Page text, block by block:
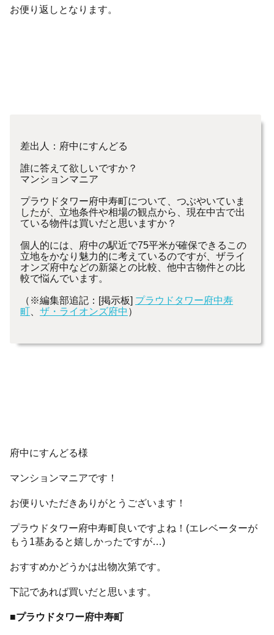
お便り返しとなります。
差出人：府中にすんどる
誰に答えて欲しいですか？
マンションマニア
プラウドタワー府中寿町について、つぶやいていま
したが、立地条件や相場の観点から、現在中古で出
ている物件は買いだと思いますか？
個人的には、府中の駅近で75平米が確保できるこの
立地をかなり魅力的に考えているのですが、ザライ
オンズ府中などの新築との比較、他中古物件との比
較で悩んでいます。
（※編集部追記：[掲示板] プラウドタワー府中寿
町 、ザ・ライオンズ府中 ）
府中にすんどる様
マンションマニアです！
お便りいただきありがとうございます！
プラウドタワー府中寿町良いですよね！(エレベーターが
もう1基あると嬉しかったですが…)
おすすめかどうかは出物次第です。
下記であれば買いだと思います。
■プラウドタワー府中寿町